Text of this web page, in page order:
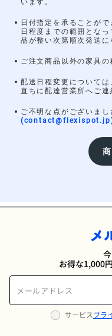
います。
日付指定を承ることが
日程度までの範囲とな
品が整い次第順次発送に
ご注文商品以外の家具
配送日程変更については
直ちに配達営業所へご連
ご不明な点がございま
メ
お得な1,000
サービスプラ